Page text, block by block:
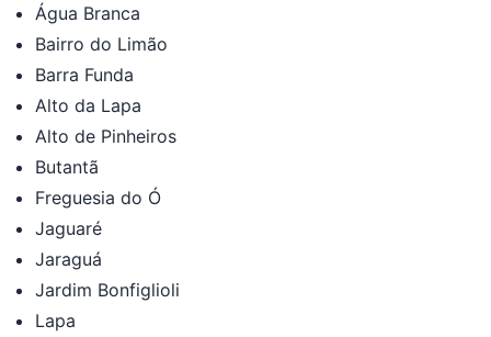
Água Branca
Bairro do Limão
Barra Funda
Alto da Lapa
Alto de Pinheiros
Butantã
Freguesia do Ó
Jaguaré
Jaraguá
Jardim Bonfiglioli
Lapa